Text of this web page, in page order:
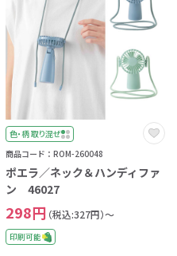
24
25
26
27
28
29
30
色・柄 取り混ぜ
商品コード：ROM-260048
ポエラ／ネック＆ハンディファ
ン 46027
298円 （税込:327円）～
印刷可能